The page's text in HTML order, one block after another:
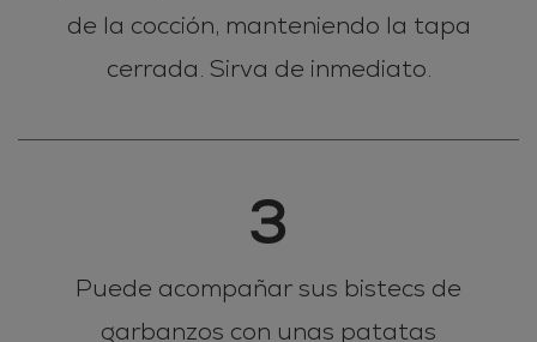
de la cocción, manteniendo la tapa
cerrada. Sirva de inmediato.
3
Puede acompañar sus bistecs de
garbanzos con unas patatas